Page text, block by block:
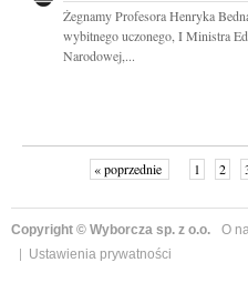
Żegnamy Profesora Henryka
wybitnego uczonego, I Ministra
Narodowej,...
« poprzednie 1 2
Copyright © Wyborcza sp. z o.o. O
Ustawienia prywatności